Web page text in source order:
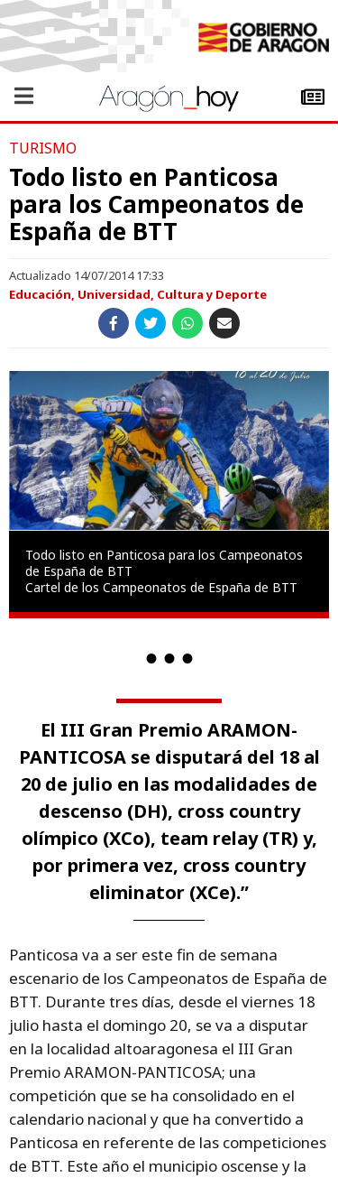
TURISMO
Todo listo en Panticosa
para los Campeonatos de
España de BTT
Actualizado 14/07/2014 17:33
Educación, Universidad, Cultura y Deporte
Todo listo en Panticosa para los Campeonatos
de España de BTT
Cartel de los Campeonatos de España de BTT
El III Gran Premio ARAMON-
PANTICOSA se disputará del 18 al
20 de julio en las modalidades de
descenso (DH), cross country
olímpico (XCo), team relay (TR) y,
por primera vez, cross country
eliminator (XCe).”
Panticosa va a ser este fin de semana
escenario de los Campeonatos de España de
BTT. Durante tres días, desde el viernes 18
julio hasta el domingo 20, se va a disputar
en la localidad altoaragonesa el III Gran
Premio ARAMON-PANTICOSA; una
competición que se ha consolidado en el
calendario nacional y que ha convertido a
Panticosa en referente de las competiciones
de BTT. Este año el municipio oscense y la